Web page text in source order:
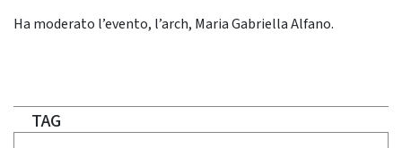
Ha moderato l’evento, l’arch, Maria Gabriella Alfano.
TAG